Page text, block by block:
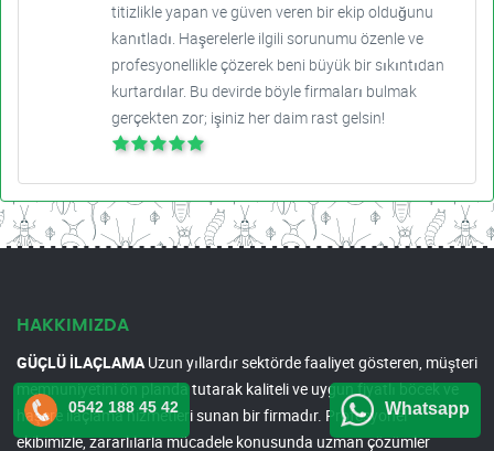
titizlikle yapan ve güven veren bir ekip olduğunu
kanıtladı. Haşerelerle ilgili sorunumu özenle ve
profesyonellikle çözerek beni büyük bir sıkıntıdan
kurtardılar. Bu devirde böyle firmaları bulmak
gerçekten zor; işiniz her daim rast gelsin!
HAKKIMIZDA
GÜÇLÜ İLAÇLAMAUzun yıllardır sektörde faaliyet gösteren, müşteri
memnuniyetini ön planda tutarak kaliteli ve uygun fiyatlı böcek ve
haşere ilaçlama hizmetleri sunan bir firmadır. Profesyonel
ekibimizle, zararlılarla mücadele konusunda uzman çözümler
0542 188 45 42 Whatsapp